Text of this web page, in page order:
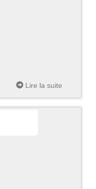
Lire la suite